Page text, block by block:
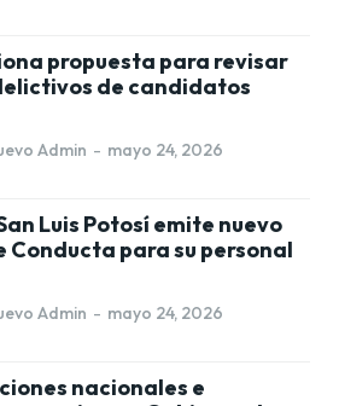
propuesta para revisar
de candidatos
Admin - mayo 24, 2026
Luis Potosí emite nuevo
Conducta para su personal
Admin - mayo 24, 2026
nacionales e